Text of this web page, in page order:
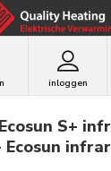
inloggen
S+